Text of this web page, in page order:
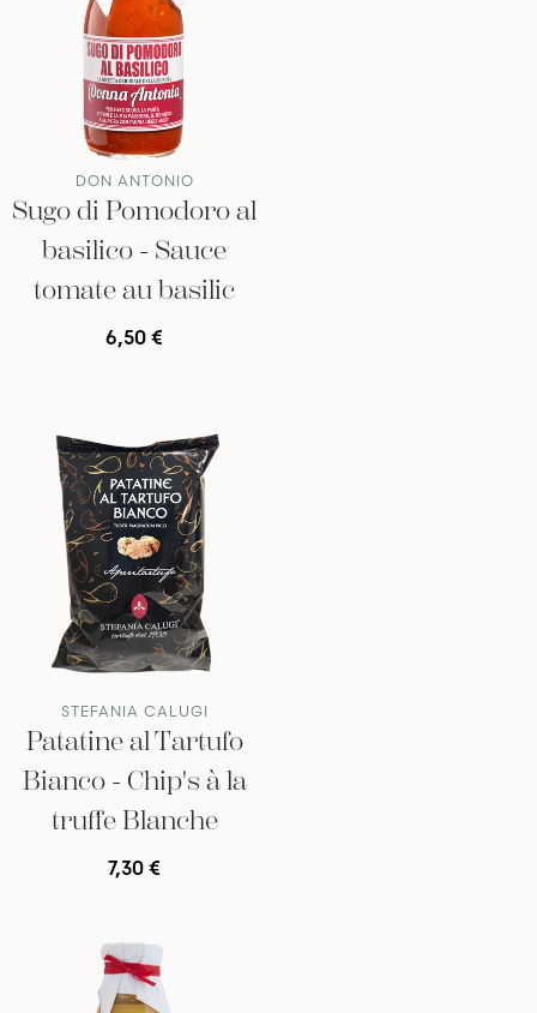
DON ANTONIO
Sugo di Pomodoro al
basilico - Sauce
tomate au basilic
6,50 €
STEFANIA CALUGI
Patatine al Tartufo
Bianco - Chip's à la
truffe Blanche
7,30 €